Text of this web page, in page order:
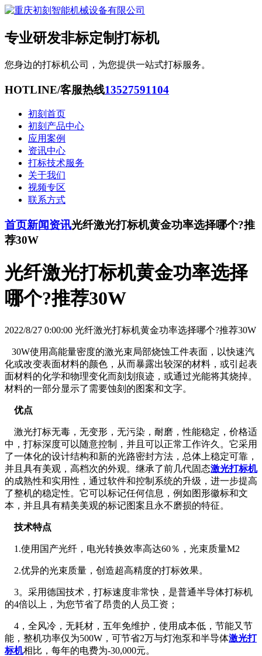
专业研发非标定制打标机
您身边的打标机公司，为您提供一站式打标服务。
HOTLINE/客服热线13527591104
初刻首页
初刻产品中心
应用案例
资讯中心
打标技术服务
关于我们
视频专区
联系方式
首页新闻资讯光纤激光打标机黄金功率选择哪个?推
荐30W
光纤激光打标机黄金功率选择
哪个?推荐30W
2022/8/27 0:00:00 光纤激光打标机黄金功率选择哪个?推荐30W
30W使用高能量密度的激光束局部烧蚀工件表面，以快速汽
化或改变表面材料的颜色，从而暴露出较深的材料，或引起表
面材料的化学和物理变化而刻划痕迹，或通过光能将其烧掉。
材料的一部分显示了需要蚀刻的图案和文字。
优点
激光打标无毒，无变形，无污染，耐磨，性能稳定，价格适
中，打标深度可以随意控制，并且可以正常工作许久。它采用
了一体化的设计结构和新的光路密封方法，总体上稳定可靠，
并且具有美观，高档次的外观。继承了前几代固态激光打标机
的成熟性和实用性，通过软件和控制系统的升级，进一步提高
了整机的稳定性。它可以标记任何信息，例如图形徽标和文
本，并且具有精美美观的标记图案且永不磨损的特征。
技术特点
1.使用国产光纤，电光转换效率高达60％，光束质量M2
2.优异的光束质量，创造超高精度的打标效果。
3。采用德国技术，打标速度非常快，是普通半导体打标机
的4倍以上，为您节省了昂贵的人员工资；
4，全风冷，无耗材，五年免维护，使用成本低，节能又节
能，整机功率仅为500W，可节省2万与灯泡泵和半导体激光打
标机相比，每年的电费为-30,000元。